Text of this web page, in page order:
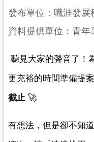
們
業
資
訊
息
告
發布單位：職涯發展
資料提供單位：青年
聽見大家的聲音了！
更充裕的時間準備提
截止 🚀
有想法，但是卻不知